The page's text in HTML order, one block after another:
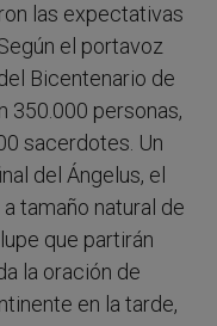
las expectativas
el portavoz
Bicentenario de
350.000 personas,
sacerdotes. Un
del Ángelus, el
tamaño natural de
que partirán
la oración de
en la tarde,